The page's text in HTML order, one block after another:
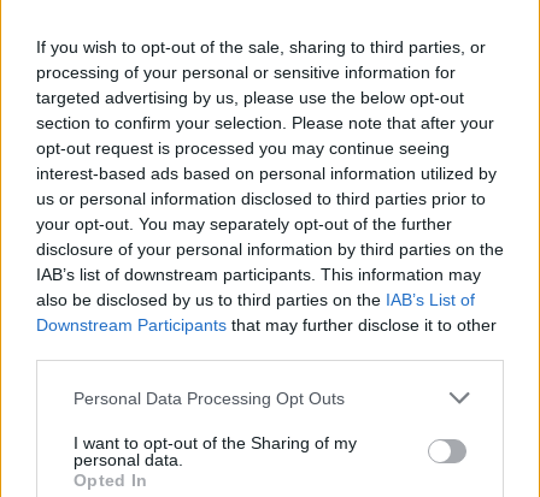
If you wish to opt-out of the sale, sharing to third parties, or
processing of your personal or sensitive information for
targeted advertising by us, please use the below opt-out
section to confirm your selection. Please note that after your
opt-out request is processed you may continue seeing
interest-based ads based on personal information utilized by
us or personal information disclosed to third parties prior to
your opt-out. You may separately opt-out of the further
disclosure of your personal information by third parties on the
IAB’s list of downstream participants. This information may
also be disclosed by us to third parties on the IAB’s List of
Downstream Participants that may further disclose it to other
Personal Data Processing Opt Outs
I want to opt-out of the Sharing of my
personal data.
Opted In
Responder